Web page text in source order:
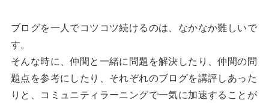
ブログを一人でコツコツ続けるのは、なかなか難しいで
す。
そんな時に、仲間と一緒に問題を解決したり、仲間の問
題点を参考にしたり、それぞれのブログを講評しあった
りと、コミュニティラーニングで一気に加速することが